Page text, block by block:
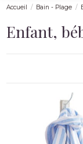
Accueil Bain - Plage
Enfant,